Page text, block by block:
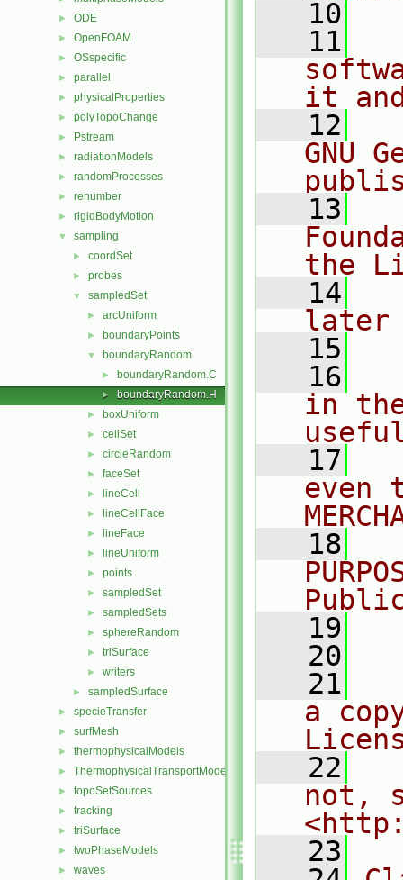
► ODE
► OpenFOAM
► OSspecific
► parallel
► physicalProperties
► polyTopoChange
► Pstream
► radiationModels
► randomProcesses
► renumber
► rigidBodyMotion
▼ sampling
► coordSet
► probes
▼ sampledSet
► arcUniform
► boundaryPoints
▼ boundaryRandom
► boundaryRandom.C
► boundaryRandom.H
► boxUniform
► cellSet
► circleRandom
► faceSet
► lineCell
► lineCellFace
► lineFace
► lineUniform
► points
► sampledSet
► sampledSets
► sphereRandom
► triSurface
► writers
► sampledSurface
► specieTransfer
► surfMesh
► thermophysicalModels
► ThermophysicalTransportModels
► topoSetSources
► tracking
► triSurface
► twoPhaseModels
► waves
   10
   11
it
   12
GNU
   13
the
   14
later
   15
   16
in
   17
even
   18
   19
   20
   21
a
   22
not,
   23